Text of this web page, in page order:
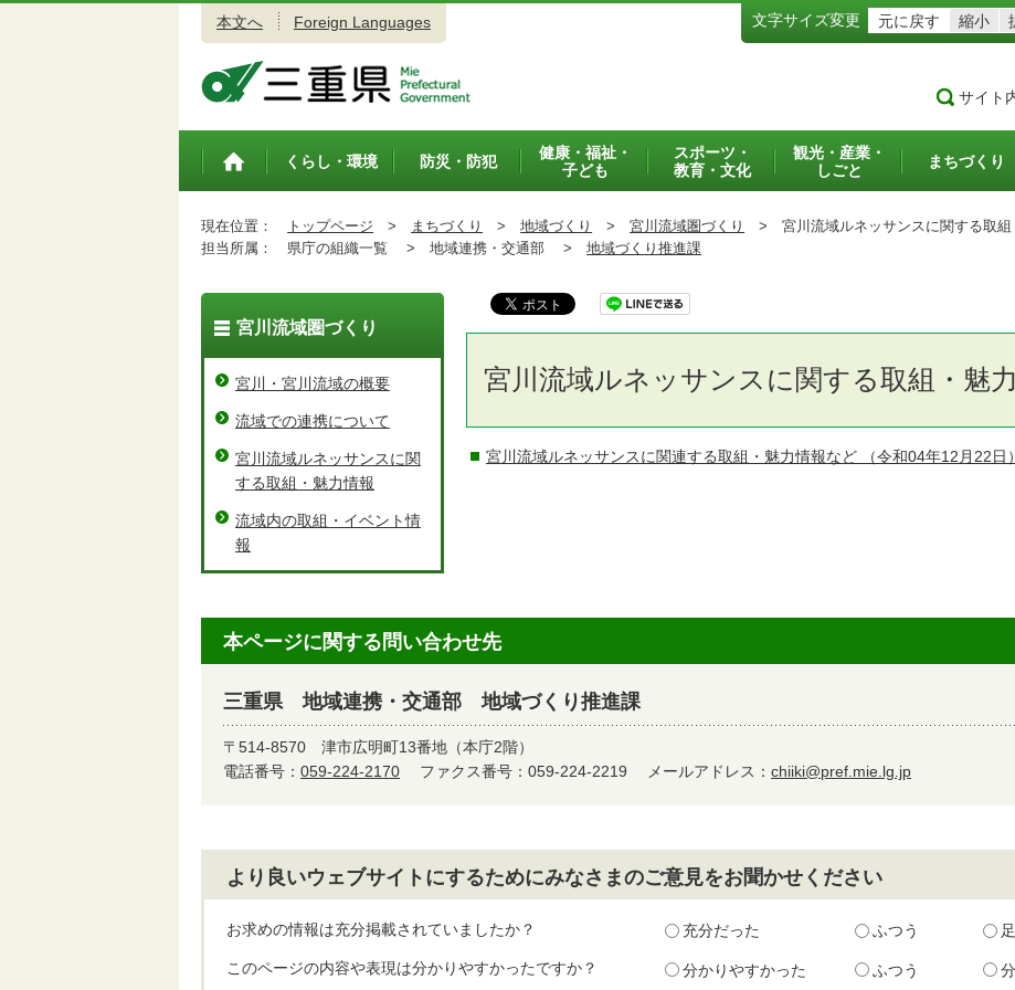
本文へ Foreign Languages 文字サイズ変更 元に戻す 縮小
サイト
トップペ
くらし・環境 防災・防犯
健康・福祉・
子ども
スポーツ・
教育・文化
観光・産業・
しごと
まちづくり
現在位置： トップページ > まちづくり > 地域づくり > 宮川流域圏づくり > 宮川流域ルネッサンスに関する取組
担当所属：
県庁の組織一覧 > 地域連携・交通部 > 地域づくり推進課
宮川流域ルネッサンスに関する取組・魅
宮川流域ルネッサンスに関連する取組・魅力情報など （令和04年12月22日）
宮川流域圏づくり
宮川・宮川流域の概要
流域での連携について
宮川流域ルネッサンスに関
する取組・魅力情報
流域内の取組・イベント情
報
本ページに関する問い合わせ先
三重県 地域連携・交通部 地域づくり推進課
〒514-8570 津市広明町13番地（本庁2階）
電話番号： 059-224-2170 ファクス番号：059-224-2219 メールアドレス： chiiki@pref.mie.lg.jp
より良いウェブサイトにするためにみなさまのご意見をお聞かせください
お求めの情報は充分掲載されていましたか？ 充分だった ふつう
このページの内容や表現は分かりやすかったですか？ 分かりやすかった ふつう